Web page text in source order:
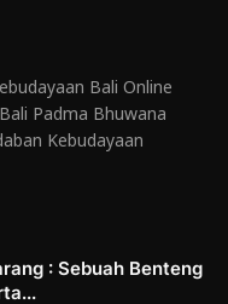
Bali Online
Padma Bhuwana
Kebudayaan
: Sebuah Benteng